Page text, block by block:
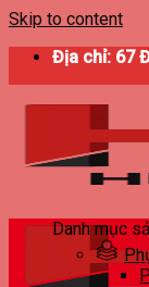
Skip to content
Địa chỉ: 67
Danh mục